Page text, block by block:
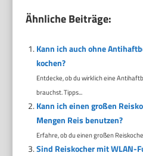
Ähnliche Beiträge:
Kann ich auch ohne
kochen?
Entdecke, ob du wirklich eine
brauchst. Tipps...
Kann ich einen großen
Mengen Reis benutzen?
Erfahre, ob du einen großen
Sind Reiskocher mit WLAN-